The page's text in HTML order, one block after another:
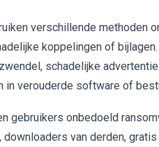
verschillende methoden
koppelingen of
schadelijke
in verouderde software of
gebruikers onbedoeld
downloaders van derden,